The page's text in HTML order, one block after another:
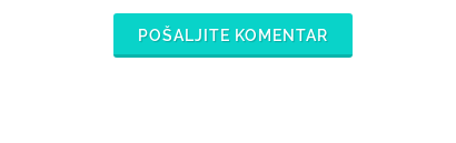
POŠALJITE KOMENTAR